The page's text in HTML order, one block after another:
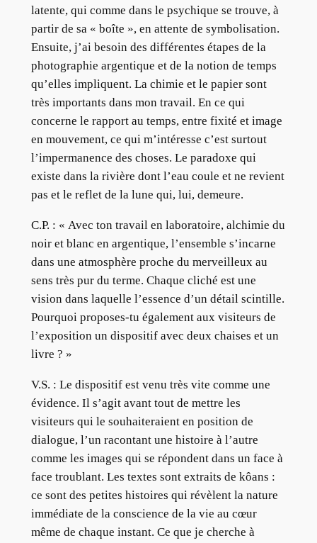
latente, qui comme dans le psychique se trouve, à
partir de sa « boîte », en attente de symbolisation.
Ensuite, j’ai besoin des différentes étapes de la
photographie argentique et de la notion de temps
qu’elles impliquent. La chimie et le papier sont
très importants dans mon travail. En ce qui
concerne le rapport au temps, entre fixité et image
en mouvement, ce qui m’intéresse c’est surtout
l’impermanence des choses. Le paradoxe qui
existe dans la rivière dont l’eau coule et ne revient
pas et le reflet de la lune qui, lui, demeure.
C.P. : « Avec ton travail en laboratoire, alchimie du
noir et blanc en argentique, l’ensemble s’incarne
dans une atmosphère proche du merveilleux au
sens très pur du terme. Chaque cliché est une
vision dans laquelle l’essence d’un détail scintille.
Pourquoi proposes-tu également aux visiteurs de
l’exposition un dispositif avec deux chaises et un
livre ? »
V.S. : Le dispositif est venu très vite comme une
évidence. Il s’agit avant tout de mettre les
visiteurs qui le souhaiteraient en position de
dialogue, l’un racontant une histoire à l’autre
comme les images qui se répondent dans un face à
face troublant. Les textes sont extraits de kôans :
ce sont des petites histoires qui révèlent la nature
immédiate de la conscience de la vie au cœur
même de chaque instant. Ce que je cherche à